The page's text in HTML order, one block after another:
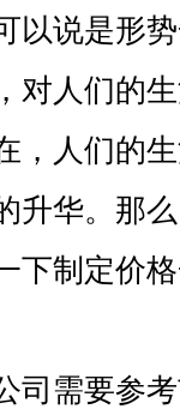
以说是形
对人们的
，人们的
升华。那
下制定价
司需要参